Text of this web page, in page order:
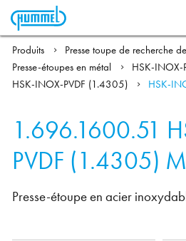
Produits Presse toupe de recherche
Presse-étoupes en métal
HSK-INOX-
HSK-INOX-PVDF (1.4305)
HSK-
1.696.1600.51
PVDF (1.4305)
Presse-étoupe en acier